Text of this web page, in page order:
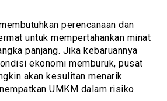
perencanaan dan
untuk mempertahankan minat
panjang. Jika kebaruannya
ekonomi memburuk, pusat
akan kesulitan menarik
UMKM dalam risiko.